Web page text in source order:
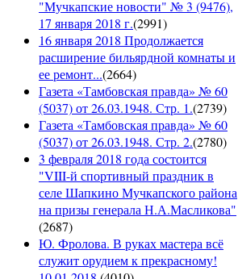
"Мучкапские новости" № 3 (9476),
17 января 2018 г.(2991)
16 января 2018 Продолжается
расширение бильярдной комнаты и
ее ремонт...(2664)
Газета «Тамбовская правда» № 60
(5037) от 26.03.1948. Стр. 1.(2739)
Газета «Тамбовская правда» № 60
(5037) от 26.03.1948. Стр. 2.(2780)
3 февраля 2018 года состоится
"VIII-й спортивный праздник в
селе Шапкино Мучкапского района
на призы генерала Н.А.Масликова"
(2687)
Ю. Фролова. В руках мастера всё
служит орудием к прекрасному!